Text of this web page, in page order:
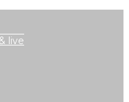
live